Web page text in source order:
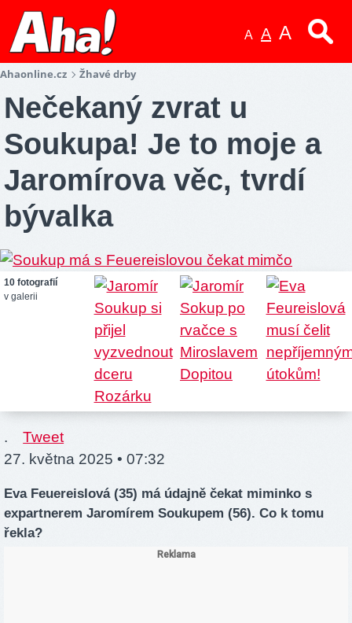
A A A
Ahaonline.cz Žhavé drby
Nečekaný zvrat u
Soukupa! Je to moje a
Jaromírova věc, tvrdí
bývalka
10 fotografií
v galerii
.
Tweet
27. května 2025 • 07:32
Eva Feuereislová (35) má údajně čekat miminko s
expartnerem Jaromírem Soukupem (56). Co k tomu
řekla?